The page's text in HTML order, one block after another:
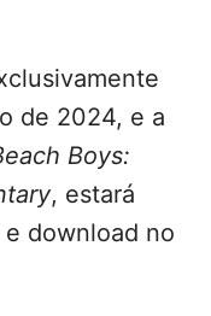
de 2024, e a
Boys:
, estará
download no